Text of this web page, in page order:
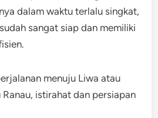
dalam waktu terlalu singkat,
sangat siap dan memiliki
menuju Liwa atau
Ranau, istirahat dan persiapan